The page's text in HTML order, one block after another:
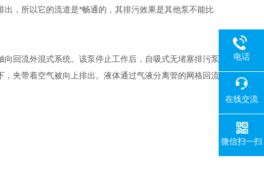
，所以它的流道是*畅通的，其排污效果是其他泵不能比
回流外混式系统。该泵停止工作后，自吸式无堵塞排污泵
夹带着空气被向上排出。液体通过气液分离管的网格回流
电话
在线交流
微信扫一扫